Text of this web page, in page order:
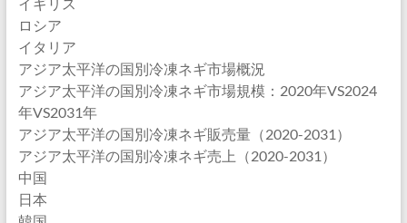
ロシア
イタリア
アジア太平洋の国別冷凍ネギ市場概況
アジア太平洋の国別冷凍ネギ市場規模：2020年VS2024
年VS2031年
アジア太平洋の国別冷凍ネギ販売量（2020-2031）
アジア太平洋の国別冷凍ネギ売上（2020-2031）
中国
日本